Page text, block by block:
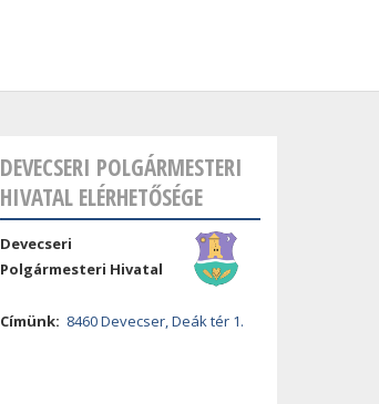
DEVECSERI POLGÁRMESTERI
HIVATAL ELÉRHETŐSÉGE
Devecseri
Polgármesteri Hivatal
Címünk: 8460 Devecser, Deák tér 1.